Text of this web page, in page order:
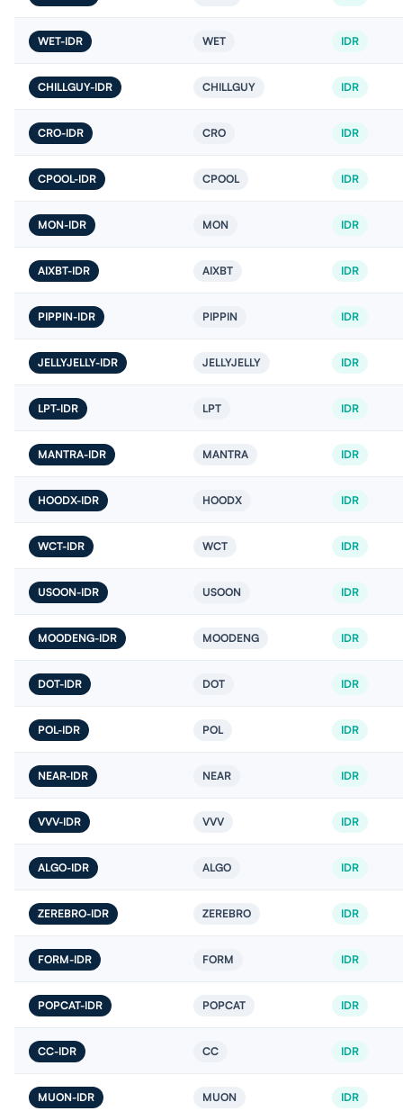
WET-IDR WET IDR
CHILLGUY-IDR CHILLGUY IDR
CRO-IDR CRO IDR
CPOOL-IDR CPOOL IDR
MON-IDR MON IDR
AIXBT-IDR AIXBT IDR
PIPPIN-IDR PIPPIN IDR
JELLYJELLY-IDR JELLYJELLY IDR
LPT-IDR LPT IDR
MANTRA-IDR MANTRA IDR
HOODX-IDR HOODX IDR
WCT-IDR WCT IDR
USOON-IDR USOON IDR
MOODENG-IDR MOODENG IDR
DOT-IDR DOT IDR
POL-IDR POL IDR
NEAR-IDR NEAR IDR
VVV-IDR VVV IDR
ALGO-IDR ALGO IDR
ZEREBRO-IDR ZEREBRO IDR
FORM-IDR FORM IDR
POPCAT-IDR POPCAT IDR
CC-IDR CC IDR
MUON-IDR MUON IDR